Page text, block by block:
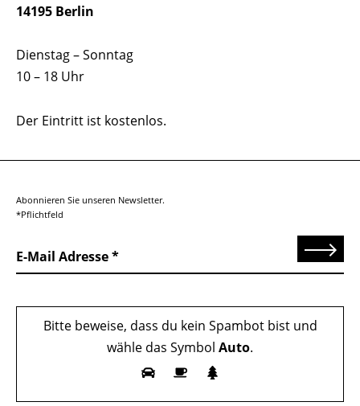
14195 Berlin
Dienstag – Sonntag
10 – 18 Uhr
Der Eintritt ist kostenlos.
Abonnieren Sie unseren Newsletter.
*Pflichtfeld
E-Mail Adresse Senden
Bitte beweise, dass du kein Spambot bist und
wähle das Symbol Auto.